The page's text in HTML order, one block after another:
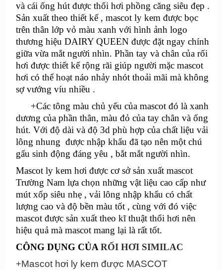
và cái ống hút được thổi hơi phồng căng siêu đẹp .
Sản xuất theo thiết kế , mascot ly kem được bọc
trên thân lớp vỏ màu xanh với hình ảnh logo
thương hiệu DAIRY QUEEN được đặt ngay chính
giữa vừa mắt người nhìn. Phần tay và chân của rối
hơi được thiết kế rộng rãi giúp người mặc mascot
hơi có thể hoạt náo nhảy nhót thoải mãi mà không
sợ vướng víu nhiều .
+Các tông màu chủ yếu của mascot đó là xanh
dương của phần thân, màu đỏ của tay chân và ống
hút. Với độ dài và độ 3d phù hợp của chất liệu vải
lông nhung được nhập khẩu đã tạo nên một chú
gấu sinh động đáng yêu , bắt mắt người nhìn.
Mascot ly kem hơi được cơ sở sản xuất mascot
Trường Nam lựa chọn những vật liệu cao cấp như
mút xốp siêu nhẹ , vải lông nhập khẩu có chất
lượng cao và độ bền màu tốt , cùng với đó việc
mascot được sản xuất theo kĩ thuật thổi hơi nên
hiệu quả mà mascot mang lại là rất tốt.
CÔNG DỤNG CỦARỐI HƠI SIMILAC
+Mascot hơi ly kem được MASCOT